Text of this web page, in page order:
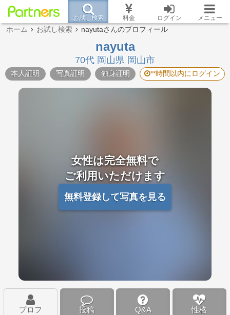
お試し検索 料金 ログイン メニュー
ホーム お試し検索 nayutaさんのプロフィール
nayuta
70代 岡山県 岡山市
本人証明 写真証明 独身証明 **時間以内にログイン
女性は完全無料で
ご利用いただけます
無料登録して写真を見る
プロフ 投稿 Q&A 性格